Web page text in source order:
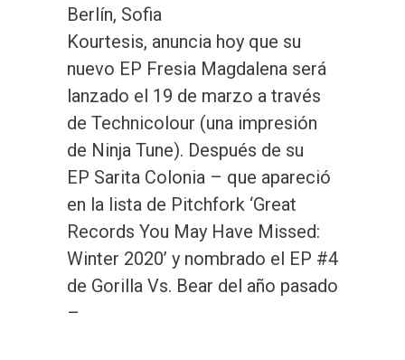
Berlín, Sofia
Kourtesis, anuncia hoy que su
nuevo EP Fresia Magdalena será
lanzado el 19 de marzo a través
de Technicolour (una impresión
de Ninja Tune). Después de su
EP Sarita Colonia – que apareció
en la lista de Pitchfork ‘Great
Records You May Have Missed:
Winter 2020’ y nombrado el EP #4
de Gorilla Vs. Bear del año pasado
–